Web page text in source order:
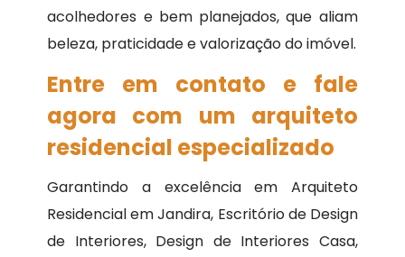
acolhedores e bem planejados, que aliam
beleza, praticidade e valorização do imóvel.
Entre em contato e fale
agora com um arquiteto
residencial especializado
Garantindo a excelência em Arquiteto
Residencial em Jandira, Escritório de Design
de Interiores, Design de Interiores Casa,